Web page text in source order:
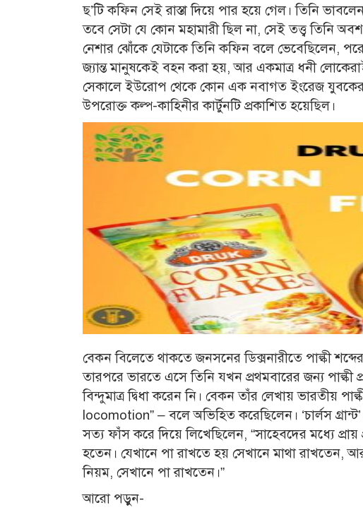
ছ’টি কফিন সেই রাস্তা দিয়ে পার হয়ে গেল। তিনি
তবে সেটা যে কোন মহামারী ছিল না, সেই তত্ত্ব তিনি
নেশার ঝোঁকে যেটাকে তিনি কফিন বলে ভেবেছিলেন,
জ্যান্ত মানুষকেই বহন করা হয়, আর একমাত্র ধনী
সেকালে ইউরোপ থেকে কোন এক নবাগত ইংরেজ যুবকের
উপরোক্ত কল্প-কাহিনীর কার্টুনটি প্রকাশিত হয়েছিল।
বেকন বিলেতে থাকতে জনসনের ডিক্সনারীতে পাল্কী
তারপরে ভারতে এসে তিনি যখন প্রথমবারের জন্য
বিন্দুমাত্র দ্বিধা করেন নি। বেকন তাঁর লেখায় ভারতীয়
locomotion” – বলে অভিহিত করেছিলেন। ‘চার্লস
সত্য ফাঁস করে দিয়ে লিখেছিলেন, “সাহেবদের মধ্যে প্রায়
হতেন। যেখানে পা রাখতে হয় সেখানে মাথা রাখতেন,
নিয়ম, সেখানে পা রাখতেন।”
আরো পড়ুন-